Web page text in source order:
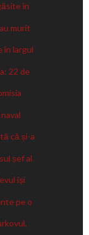
în
murit
în largul
22 de
că și-a
șef al
își
pe o